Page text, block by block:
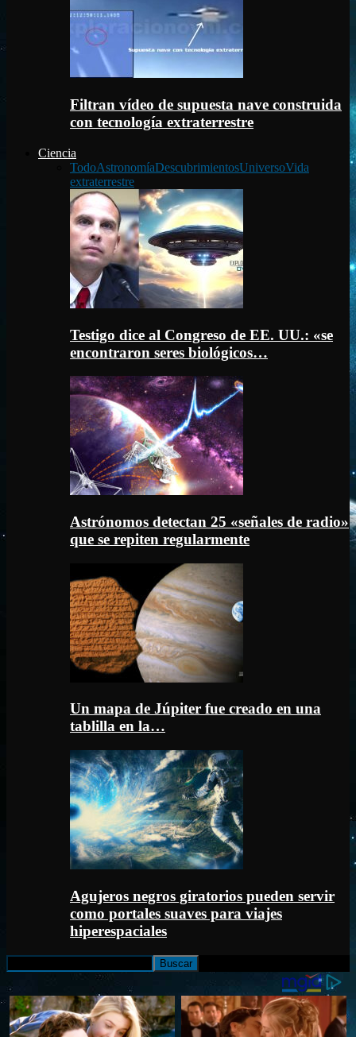
Filtran vídeo de supuesta nave construida
con tecnología extraterrestre
Ciencia
TodoAstronomíaDescubrimientosUniversoVida
extraterrestre
Testigo dice al Congreso de EE. UU.: «se
encontraron seres biológicos…
Astrónomos detectan 25 «señales de radio»
que se repiten regularmente
Un mapa de Júpiter fue creado en una
tablilla en la…
Agujeros negros giratorios pueden servir
como portales suaves para viajes
hiperespaciales